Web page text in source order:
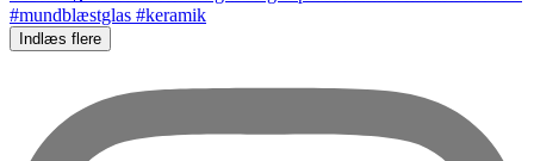
Indlæs flere